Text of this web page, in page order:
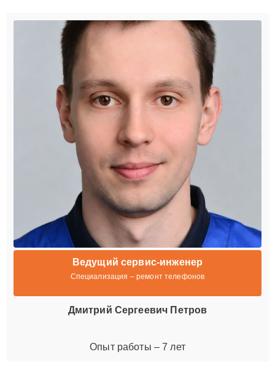
Ведущий сервис-инженер
Специализация – ремонт телефонов
Дмитрий Сергеевич Петров
Опыт работы – 7 лет